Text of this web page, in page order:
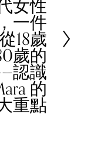
女性
一件
18歲
歲的
認識
的
重點